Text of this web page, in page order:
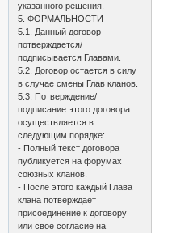
указанного решения.
5. ФОРМАЛЬНОСТИ
5.1. Данный договор
потверждается/
подписывается Главами.
5.2. Договор остается в силу
в случае смены Глав кланов.
5.3. Потверждение/
подписание этого договора
осуществляется в
следующим порядке:
- Полный текст договора
публикуется на форумах
союзных кланов.
- После этого каждый Глава
клана потверждает
присоединение к договору
или свое согласие на